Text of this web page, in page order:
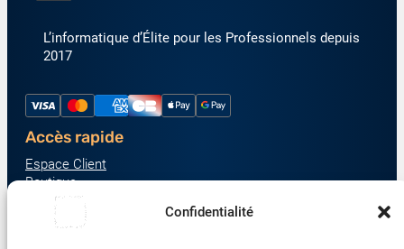
Confidentialité
L’informatique d’Élite pour les Professionnels depuis
2017
Accès rapide
Espace Client
Boutique
À propos
Nous contacter